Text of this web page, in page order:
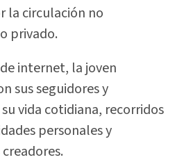
la circulación no
privado.
internet, la joven
sus seguidores y
vida cotidiana, recorridos
personales y